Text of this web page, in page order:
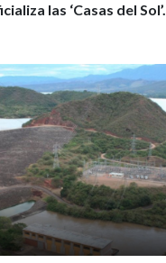
las ‘Casas del Sol’.